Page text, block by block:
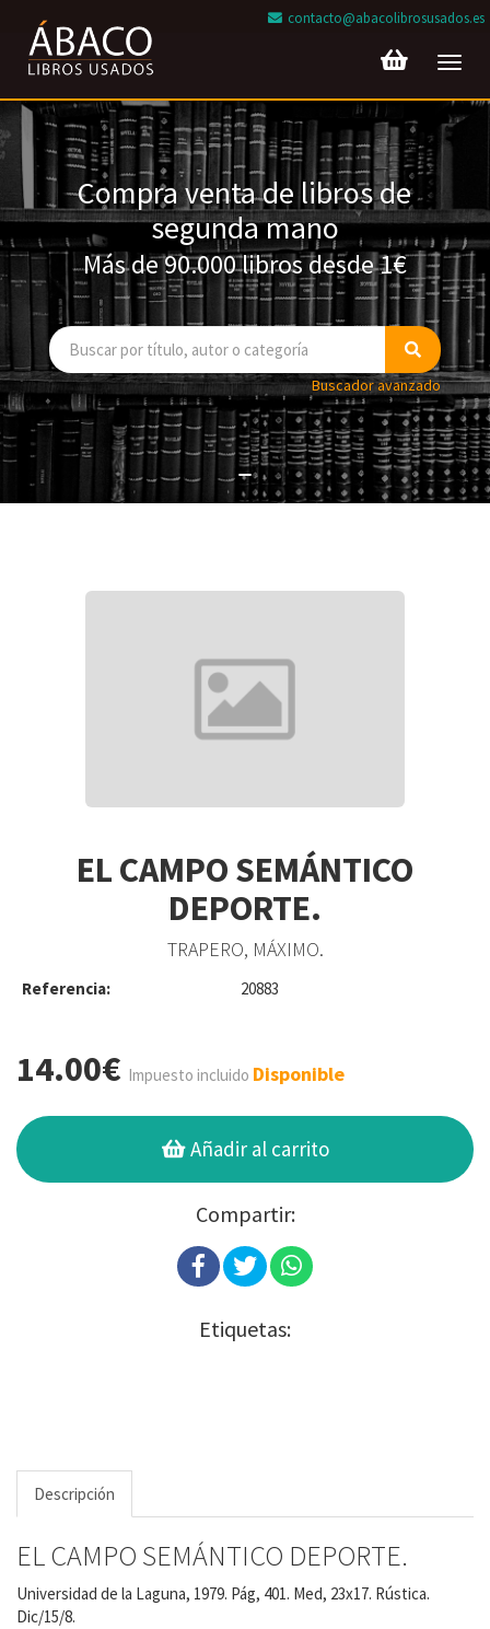
contacto@abacolibrosusados.es
Compra venta de libros de
segunda mano
Más de 90.000 libros desde 1€
Buscador avanzado
EL CAMPO SEMÁNTICO
DEPORTE.
TRAPERO, MÁXIMO.
Referencia: 20883
14.00€ Impuesto incluido Disponible
Añadir al carrito
Compartir:
Etiquetas:
Descripción
EL CAMPO SEMÁNTICO DEPORTE.
Universidad de la Laguna, 1979. Pág, 401. Med, 23x17. Rústica.
Dic/15/8.